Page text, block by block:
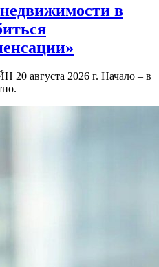
в
августа 2026 г. Начало – в